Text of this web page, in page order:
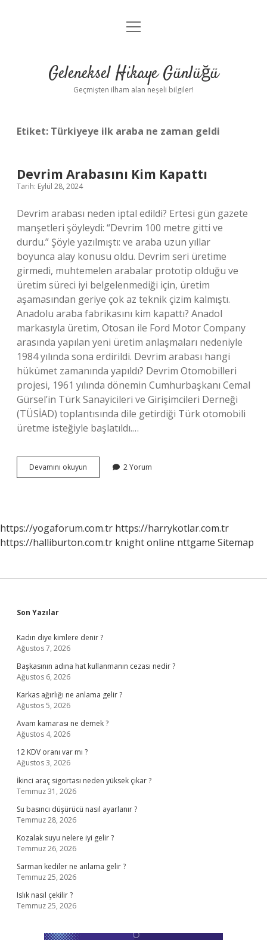
Anasayfa
Yasal Uyarı
menüyü
Geleneksel Hikaye Günlüğü
Geçmişten ilham alan neşeli bilgiler!
Etiket: Türkiyeye ilk araba ne zaman geldi
Devrim Arabasını Kim Kapattı
Tarih: Eylül 28, 2024
Devrim arabası neden iptal edildi? Ertesi gün gazete
manşetleri şöyleydi: “Devrim 100 metre gitti ve
durdu.” Şöyle yazılmıştı: ve araba uzun yıllar
boyunca alay konusu oldu. Devrim seri üretime
girmedi, muhtemelen arabalar prototip olduğu ve
üretim süreci iyi belgelenmediği için, üretim
aşamasından geriye çok az teknik çizim kalmıştı.
Anadolu araba fabrikasını kim kapattı? Anadol
markasıyla üretim, Otosan ile Ford Motor Company
arasında yapılan yeni üretim anlaşmaları nedeniyle
1984 yılında sona erdirildi. Devrim arabası hangi
hükümet zamanında yapıldı? Devrim Otomobilleri
projesi, 1961 yılında dönemin Cumhurbaşkanı Cemal
Gürsel’in Türk Sanayicileri ve Girişimcileri Derneği
(TÜSİAD) toplantısında dile getirdiği Türk otomobili
üretme isteğiyle başlatıldı.…
Devamını okuyun
Arabasını
2 Yorum
https://yogaforum.com.tr https://harrykotlar.com.tr
https://halliburton.com.tr knight online nttgame Sitemap
Sidebar
Son Yazılar
Kadın diye kimlere denir ?
Ağustos 7, 2026
Başkasının adına hat kullanmanın cezası nedir ?
Ağustos 6, 2026
Karkas ağırlığı ne anlama gelir ?
Ağustos 5, 2026
Avam kamarası ne demek ?
Ağustos 4, 2026
12 KDV oranı var mı ?
Ağustos 3, 2026
İkinci araç sigortası neden yüksek çıkar ?
Temmuz 31, 2026
Su basıncı düşürücü nasıl ayarlanır ?
Temmuz 28, 2026
Kozalak suyu nelere iyi gelir ?
Temmuz 26, 2026
Sarman kediler ne anlama gelir ?
Temmuz 25, 2026
Islık nasıl çekilir ?
Temmuz 25, 2026